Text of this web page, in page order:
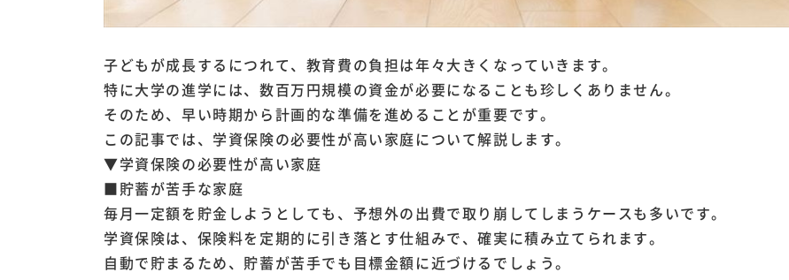
子どもが成長するにつれて、教育費の負担は年々大きくなっていきます。
特に大学の進学には、数百万円規模の資金が必要になることも珍しくありません。
そのため、早い時期から計画的な準備を進めることが重要です。
この記事では、学資保険の必要性が高い家庭について解説します。
▼学資保険の必要性が高い家庭
■貯蓄が苦手な家庭
毎月一定額を貯金しようとしても、予想外の出費で取り崩してしまうケースも多いです。
学資保険は、保険料を定期的に引き落とす仕組みで、確実に積み立てられます。
自動で貯まるため、貯蓄が苦手でも目標金額に近づけるでしょう。